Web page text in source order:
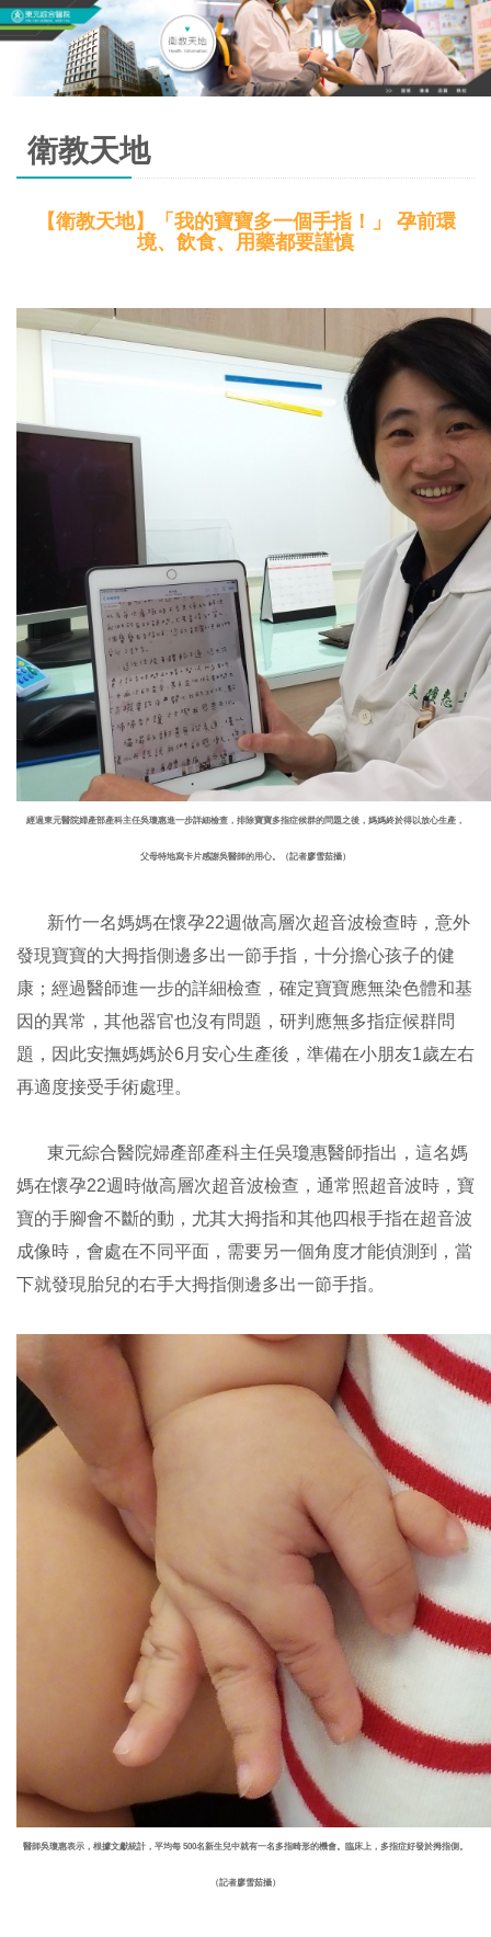
衛教天地
【衛教天地】「我的寶寶多一個手指！」 孕前環
境、飲食、用藥都要謹慎
經過東元醫院婦產部產科主任吳瓊惠進一步詳細檢查，排除寶寶多指症候群的問題之後，媽媽終於得以放心生產，
父母特地寫卡片感謝吳醫師的用心。（記者廖雪茹攝）
新竹一名媽媽在懷孕22週做高層次超音波檢查時，意外
發現寶寶的大拇指側邊多出一節手指，十分擔心孩子的健
康；經過醫師進一步的詳細檢查，確定寶寶應無染色體和基
因的異常，其他器官也沒有問題，研判應無多指症候群問
題，因此安撫媽媽於6月安心生產後，準備在小朋友1歲左右
再適度接受手術處理。
東元綜合醫院婦產部產科主任吳瓊惠醫師指出，這名媽
媽在懷孕22週時做高層次超音波檢查，通常照超音波時，寶
寶的手腳會不斷的動，尤其大拇指和其他四根手指在超音波
成像時，會處在不同平面，需要另一個角度才能偵測到，當
下就發現胎兒的右手大拇指側邊多出一節手指。
醫師吳瓊惠表示，根據文獻統計，平均每 500名新生兒中就有一名多指畸形的機會。臨床上，多指症好發於拇指側。
（記者廖雪茹攝）